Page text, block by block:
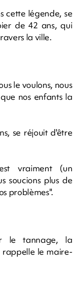
cette légende, se
de 42 ans, qui
la ville.
le voulons, nous
nos enfants la
se réjouit d'être
vraiment (un
soucions plus de
problèmes".
le tannage, la
le maire-